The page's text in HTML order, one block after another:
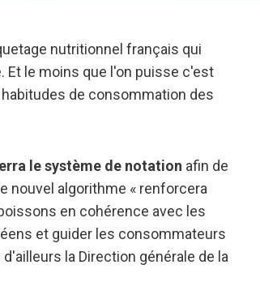
nutritionnel français qui
Et le moins que l'on puisse c'est
de consommation des
le système de notation afin de
nouvel algorithme « renforcera
en cohérence avec les
et guider les consommateurs
la Direction générale de la